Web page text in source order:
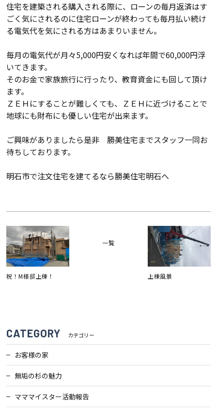
家づくりサポート
土地の上手な探し方
家づくりの資金計画
設計・施工品質管理
検査・アフターメンテナンス
家づくりのスケジュール
よくあるご質問 店舗紹介
スタッフブログ ZEH普及目標
プライバシー
ポリシー
ソーシャルメディアポリ
サイトマップ
住宅を建築される購入される際に、ローンの毎月返済はす
ごく気にされるのに住宅ローンが終わっても毎月払い続け
る電気代を気にされる方はあまりいません。
毎月の電気代が月々5,000円安くなれば年間で60,000円浮
いてきます。
そのお金で家族旅行に行ったり、教育資金にも回して頂け
ます。
ＺＥＨにすることが難しくても、ＺＥＨに近づけることで
地球にも財布にも優しい住宅が出来ます。
ご興味がありましたら是非 勝美住宅までスタッフ一同お
待ちしております。
明石市で注文住宅を建てるなら勝美住宅明石へ
祝！M様邸上棟！
一覧
上棟風景
CATEGORY カテゴリー
お客様の家
無垢の杉の魅力
マママイスター活動報告